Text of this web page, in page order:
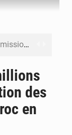
Cémac : la Commission présente à Denis Sassou N’Guesso sa feuille de route
Compétitions africaines : la CAF ferme la porte à l’AC Léopards et à l’AS Otohô
Congo : l’UDSN célèbre 393 nouveaux diplômés et mise sur l’excellence académique
des
en